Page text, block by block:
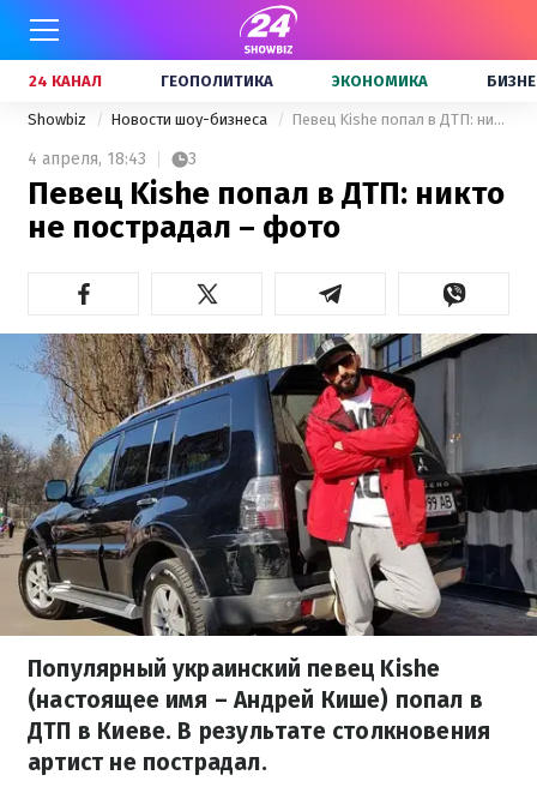
24 КАНАЛ ГЕОПОЛИТИКА ЭКОНОМИКА
Showbiz Новости шоу-бизнеса Певец Kishe попал в ДТП: никто не пострадал – фото
4 апреля, 18:43 3
Певец Kishe попал в ДТП: никто
не пострадал – фото
Популярный украинский певец Kishe
(настоящее имя – Андрей Кише) попал в
ДТП в Киеве. В результате столкновения
артист не пострадал.